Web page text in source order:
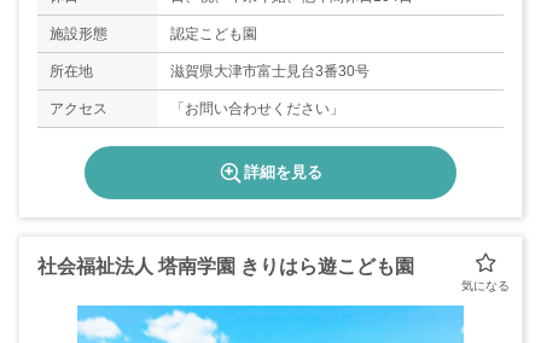
施設形態 認定こども園
所在地 滋賀県大津市富士見台3番30号
アクセス 「お問い合わせください」
詳細を見る
社会福祉法人 塔南学園 きりはら遊こども園